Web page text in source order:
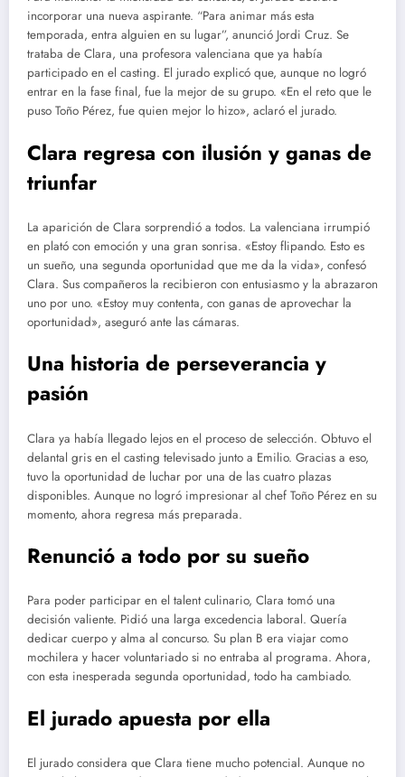
incorporar una nueva aspirante. “Para animar más esta
temporada, entra alguien en su lugar”, anunció Jordi Cruz. Se
trataba de Clara, una profesora valenciana que ya había
participado en el casting. El jurado explicó que, aunque no logró
entrar en la fase final, fue la mejor de su grupo. «En el reto que le
puso Toño Pérez, fue quien mejor lo hizo», aclaró el jurado.
Clara regresa con ilusión y ganas de
triunfar
La aparición de Clara sorprendió a todos. La valenciana irrumpió
en plató con emoción y una gran sonrisa. «Estoy flipando. Esto es
un sueño, una segunda oportunidad que me da la vida», confesó
Clara. Sus compañeros la recibieron con entusiasmo y la abrazaron
uno por uno. «Estoy muy contenta, con ganas de aprovechar la
oportunidad», aseguró ante las cámaras.
Una historia de perseverancia y
pasión
Clara ya había llegado lejos en el proceso de selección. Obtuvo el
delantal gris en el casting televisado junto a Emilio. Gracias a eso,
tuvo la oportunidad de luchar por una de las cuatro plazas
disponibles. Aunque no logró impresionar al chef Toño Pérez en su
momento, ahora regresa más preparada.
Renunció a todo por su sueño
Para poder participar en el talent culinario, Clara tomó una
decisión valiente. Pidió una larga excedencia laboral. Quería
dedicar cuerpo y alma al concurso. Su plan B era viajar como
mochilera y hacer voluntariado si no entraba al programa. Ahora,
con esta inesperada segunda oportunidad, todo ha cambiado.
El jurado apuesta por ella
El jurado considera que Clara tiene mucho potencial. Aunque no